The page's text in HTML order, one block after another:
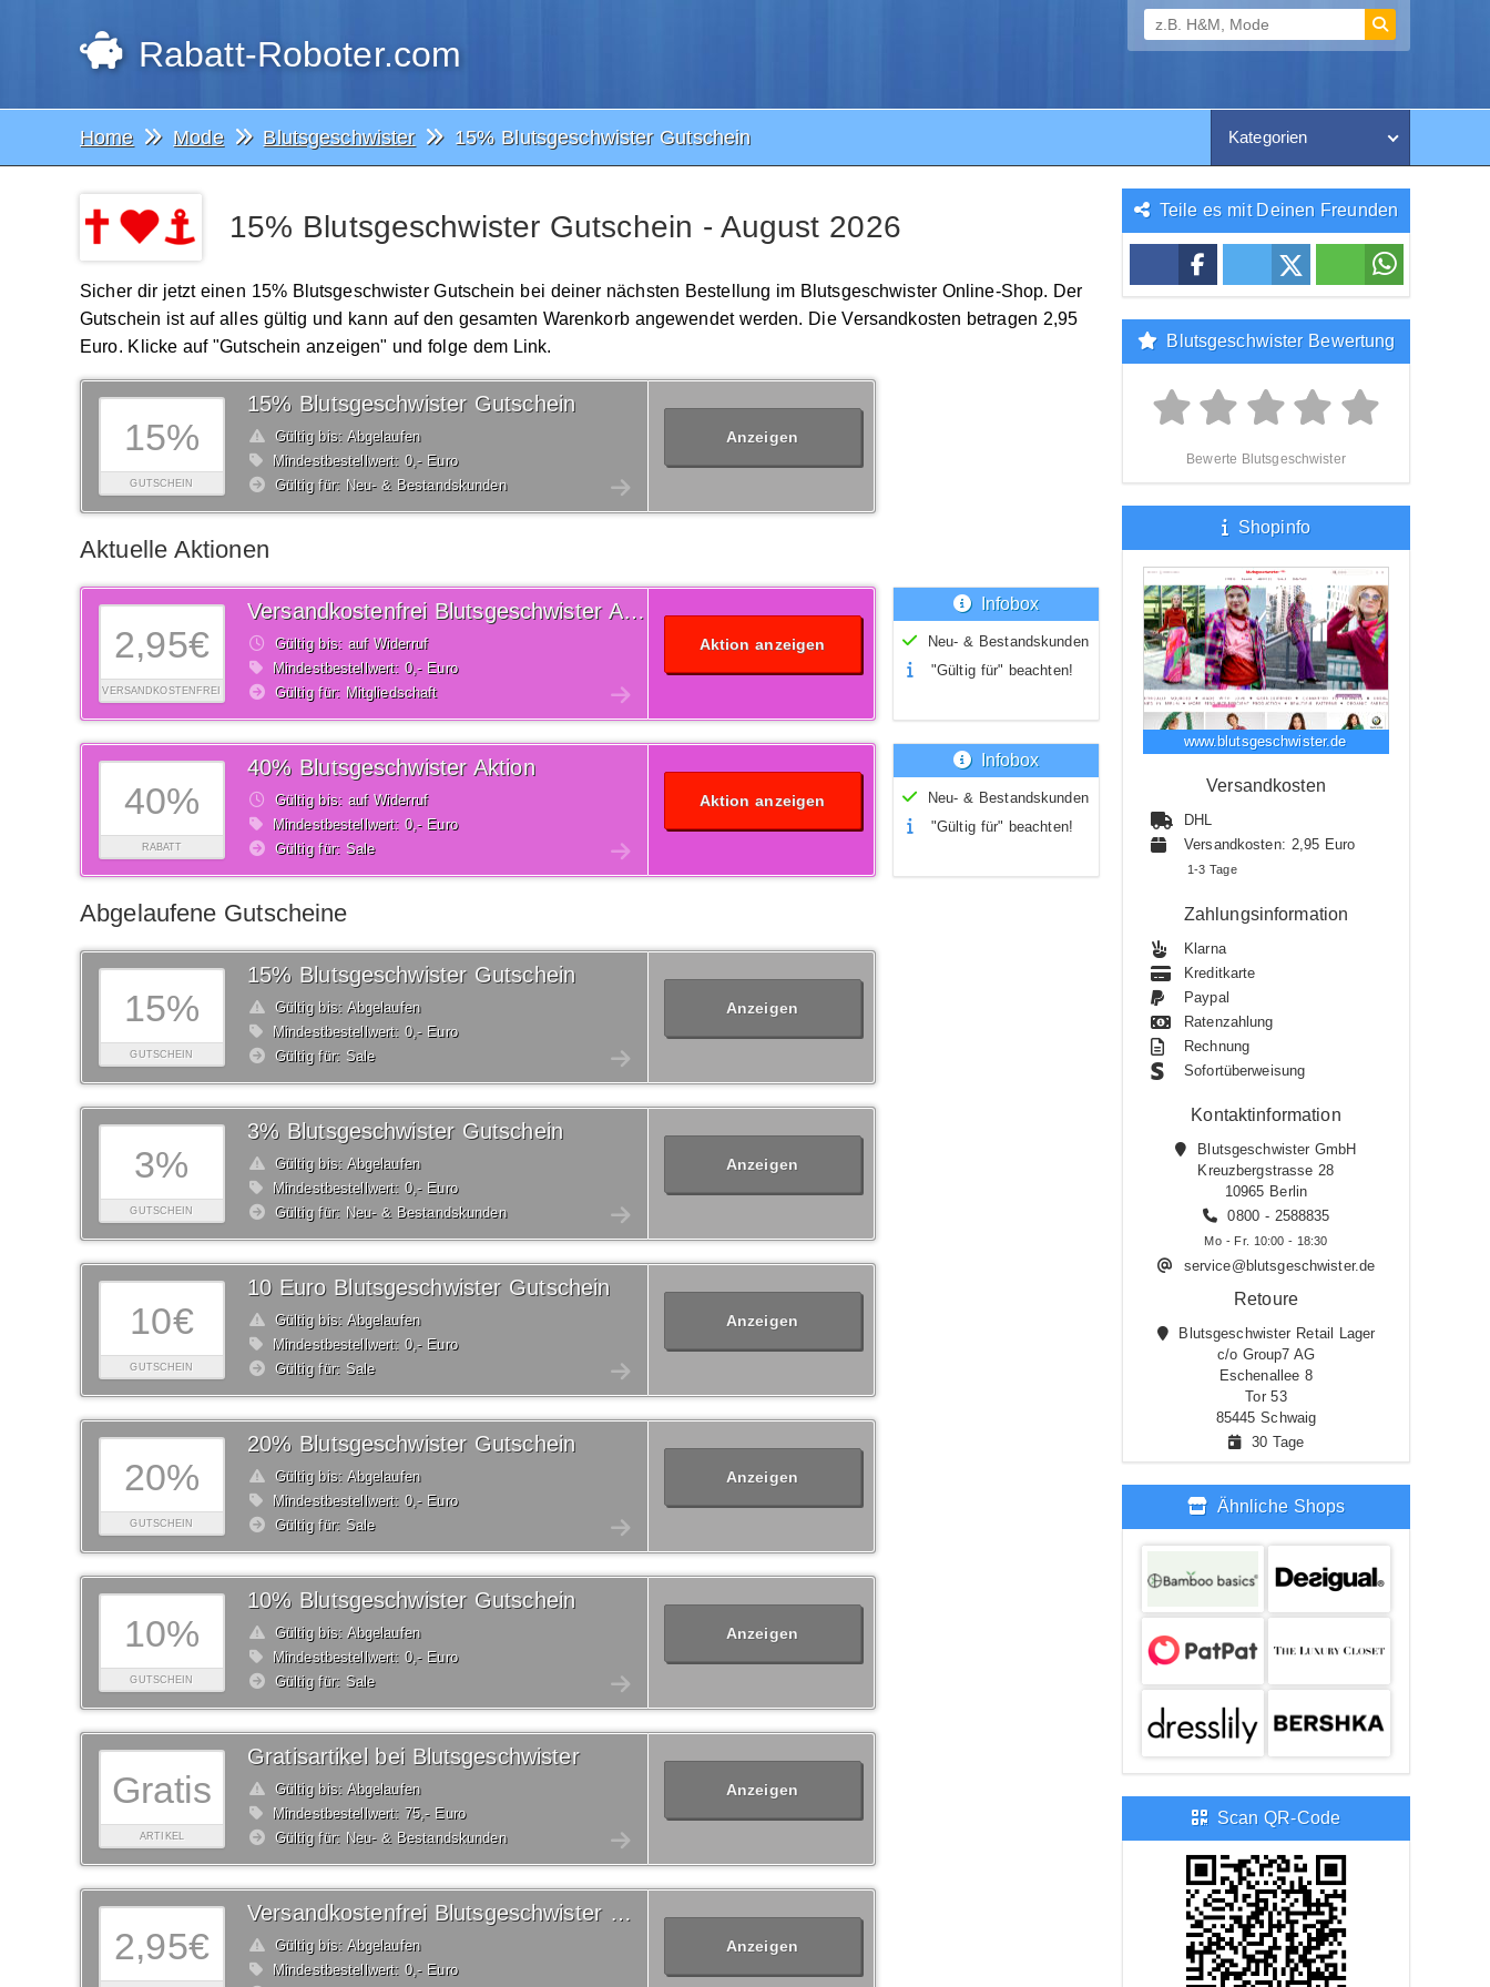
Rabatt-Roboter.com
Home Mode Blutsgeschwister 15% Blutsgeschwister Gutschein Kategorien
15% Blutsgeschwister Gutschein - August 2026
Sicher dir jetzt einen 15% Blutsgeschwister Gutschein bei deiner nächsten Bestellung im Blutsgeschwister Online-Shop. Der
Gutschein ist auf alles gültig und kann auf den gesamten Warenkorb angewendet werden. Die Versandkosten betragen 2,95
Euro. Klicke auf "Gutschein anzeigen" und folge dem Link.
15%
GUTSCHEIN
15% Blutsgeschwister Gutschein
Gültig bis: Abgelaufen
Mindestbestellwert: 0,- Euro
Gültig für: Neu- & Bestandskunden
Anzeigen
Aktuelle Aktionen
2,95€
VERSANDKOSTENFREI
Versandkostenfrei Blutsgeschwister Aktion
Gültig bis: auf Widerruf
Mindestbestellwert: 0,- Euro
Gültig für: Mitgliedschaft
Aktion anzeigen
Infobox
Neu- & Bestandskunden
"Gültig für" beachten!
40%
RABATT
40% Blutsgeschwister Aktion
Gültig bis: auf Widerruf
Mindestbestellwert: 0,- Euro
Gültig für: Sale
Aktion anzeigen
Infobox
Neu- & Bestandskunden
"Gültig für" beachten!
Abgelaufene Gutscheine
15%
GUTSCHEIN
15% Blutsgeschwister Gutschein
Gültig bis: Abgelaufen
Mindestbestellwert: 0,- Euro
Gültig für: Sale
Anzeigen
3%
GUTSCHEIN
3% Blutsgeschwister Gutschein
Gültig bis: Abgelaufen
Mindestbestellwert: 0,- Euro
Gültig für: Neu- & Bestandskunden
Anzeigen
10€
GUTSCHEIN
10 Euro Blutsgeschwister Gutschein
Gültig bis: Abgelaufen
Mindestbestellwert: 0,- Euro
Gültig für: Sale
Anzeigen
20%
GUTSCHEIN
20% Blutsgeschwister Gutschein
Gültig bis: Abgelaufen
Mindestbestellwert: 0,- Euro
Gültig für: Sale
Anzeigen
10%
GUTSCHEIN
10% Blutsgeschwister Gutschein
Gültig bis: Abgelaufen
Mindestbestellwert: 0,- Euro
Gültig für: Sale
Anzeigen
Gratis
ARTIKEL
Gratisartikel bei Blutsgeschwister
Gültig bis: Abgelaufen
Mindestbestellwert: 75,- Euro
Gültig für: Neu- & Bestandskunden
Anzeigen
2,95€
Versandkostenfrei Blutsgeschwister Gutschein
Gültig bis: Abgelaufen
Mindestbestellwert: 0,- Euro
Anzeigen
Teile es mit Deinen Freunden
Blutsgeschwister Bewertung
Bewerte Blutsgeschwister
Shopinfo
www.blutsgeschwister.de
Versandkosten
DHL
Versandkosten: 2,95 Euro
1-3 Tage
Zahlungsinformation
Klarna
Kreditkarte
Paypal
Ratenzahlung
Rechnung
Sofortüberweisung
Kontaktinformation
Blutsgeschwister GmbH
Kreuzbergstrasse 28
10965 Berlin
0800 - 2588835
Mo - Fr. 10:00 - 18:30
service@blutsgeschwister.de
Retoure
Blutsgeschwister Retail Lager
c/o Group7 AG
Eschenallee 8
Tor 53
85445 Schwaig
30 Tage
Ähnliche Shops
Scan QR-Code